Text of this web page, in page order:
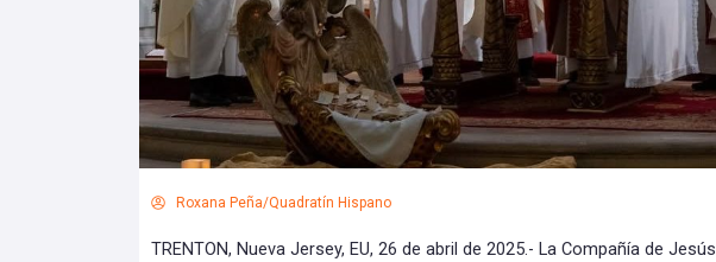
Roxana Peña/Quadratín Hispano
TRENTON, Nueva Jersey, EU, 26 de abril de 2025.- La Compañía de Jesús